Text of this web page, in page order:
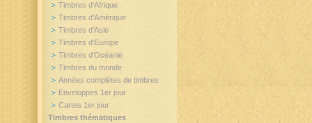
Timbres d'Afrique
Timbres d'Amérique
Timbres d'Asie
Timbres d'Europe
Timbres d'Océanie
Timbres du monde
Années complètes de timbres
Enveloppes 1er jour
Cartes 1er jour
Timbres thématiques